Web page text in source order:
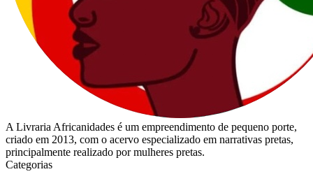
A Livraria Africanidades é um empreendimento de pequeno porte,
criado em 2013, com o acervo especializado em narrativas pretas,
principalmente realizado por mulheres pretas.
Categorias